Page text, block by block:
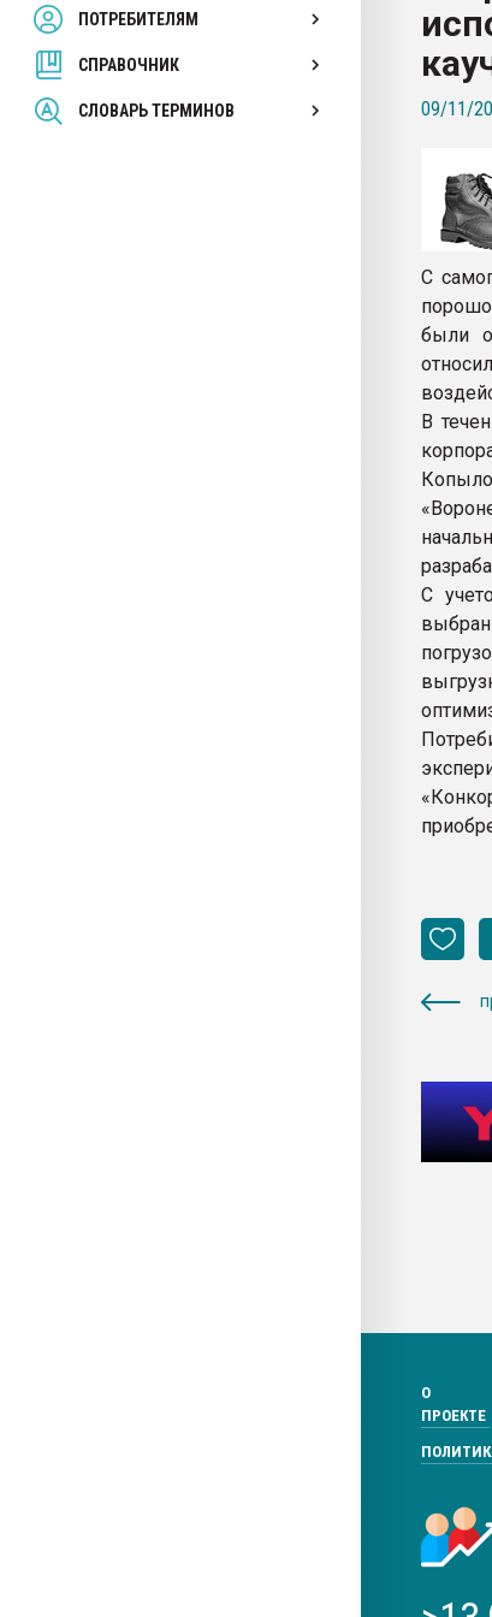
ПОТРЕБИТЕЛЯМ
СПРАВОЧНИК
СЛОВАРЬ ТЕРМИНОВ
Armaloy PC/
09/11/
С
были
В
С
выбран
О
ПРОЕКТЕ